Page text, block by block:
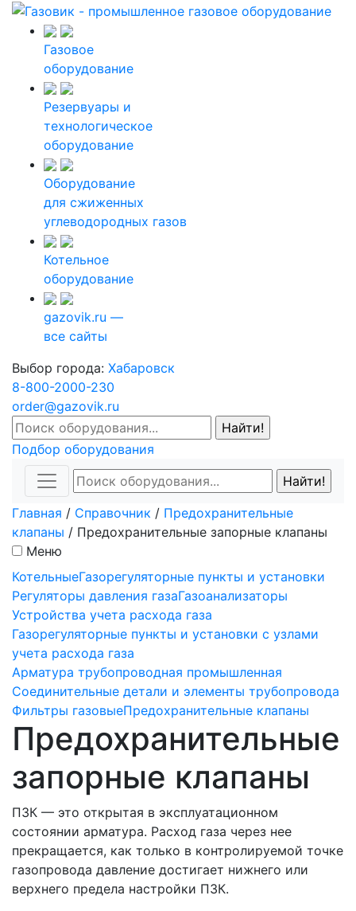
Газовое
оборудование
Резервуары и
технологическое
оборудование
Оборудование
для сжиженных
углеводородных газов
Котельное
оборудование
gazovik.ru —
все сайты
Выбор города: Хабаровск
8-800-2000-230
order@gazovik.ru
Подбор оборудования
Главная / Справочник / Предохранительные
клапаны / Предохранительные запорные клапаны
Меню
КотельныеГазорегуляторные пункты и установки
Регуляторы давления газаГазоанализаторы
Устройства учета расхода газа
Газорегуляторные пункты и установки с узлами
учета расхода газа
Арматура трубопроводная промышленная
Соединительные детали и элементы трубопровода
Фильтры газовыеПредохранительные клапаны
Предохранительные
запорные клапаны
ПЗК — это открытая в эксплуатационном
состоянии арматура. Расход газа через нее
прекращается, как только в контролируемой точке
газопровода давление достигает нижнего или
верхнего предела настройки ПЗК.